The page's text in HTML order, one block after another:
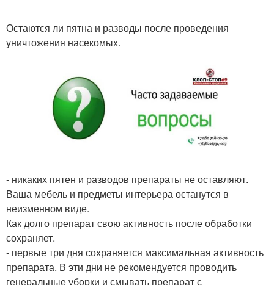
Остаются ли пятна и разводы после проведения
уничтожения насекомых.
- никаких пятен и разводов препараты не оставляют.
Ваша мебель и предметы интерьера останутся в
неизменном виде.
Как долго препарат свою активность после обработки
сохраняет.
- первые три дня сохраняется максимальная активность
препарата. В эти дни не рекомендуется проводить
генеральные уборки и смывать препарат с